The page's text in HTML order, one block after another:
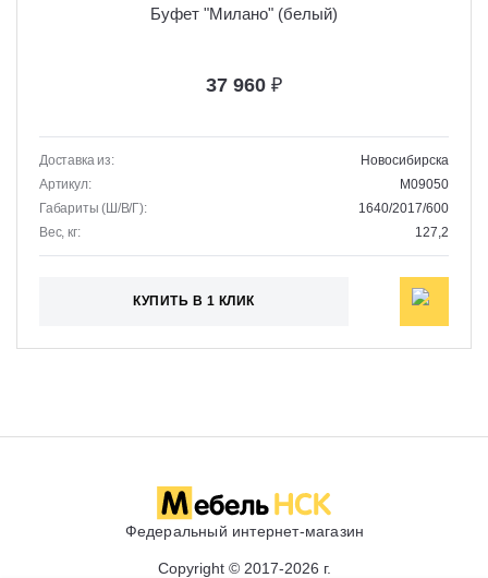
Буфет "Милано" (белый)
37 960 ₽
Доставка из:
Новосибирска
Артикул:
M09050
Габариты (Ш/В/Г):
1640/2017/600
Вес, кг:
127,2
КУПИТЬ В 1 КЛИК
Федеральный интернет-магазин
Copyright © 2017-2026 г.